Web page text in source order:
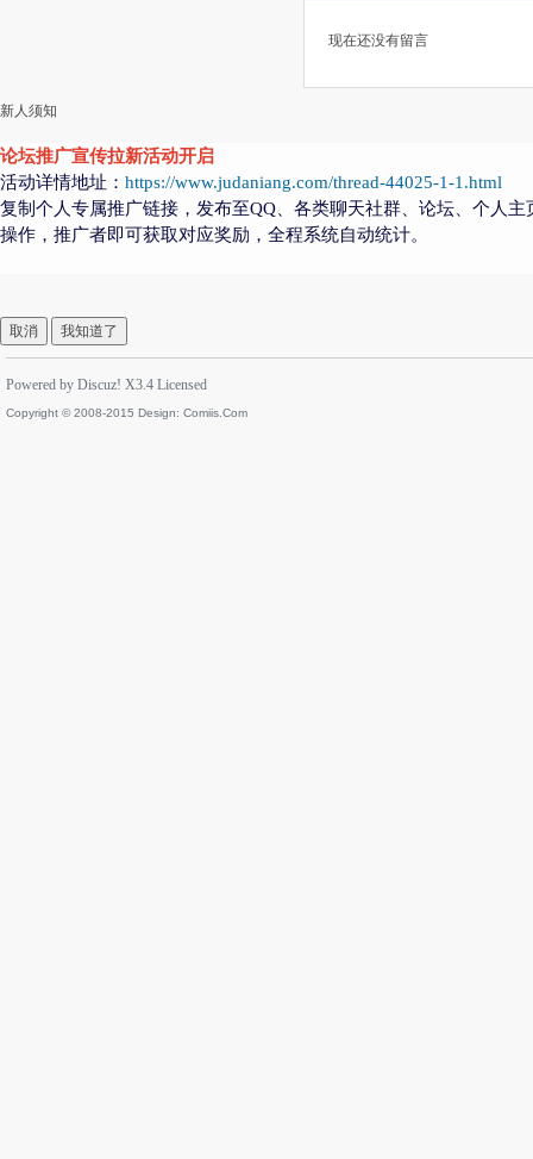
现在还没有留言
新人须知
论坛推广宣传拉新活动开启
活动详情地址： https://www.judaniang.com/thread-44025-1-1.html
复制个人专属推广链接，发布至QQ、各类聊天社群、论坛、个人
操作，推广者即可获取对应奖励，全程系统自动统计。
取消 我知道了
Powered by Discuz! X3.4 Licensed
Copyright © 2008-2015 Design: Comiis.Com